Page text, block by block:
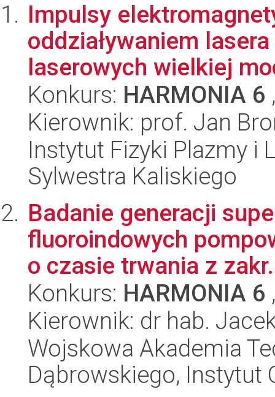
Impulsy
oddziaływaniem
laserowych wielkiej
Konkurs: HARMONIA 6
Kierownik: prof. Jan
Instytut Fizyki Plazmy i
Sylwestra Kaliskiego
Badanie generacji
fluoroindowych
o czasie trwania z
Konkurs: HARMONIA 6
Kierownik: dr hab.
Wojskowa Akademia
Dąbrowskiego, Instytut